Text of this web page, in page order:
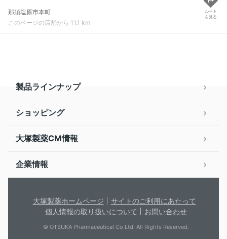
那須塩原市本町
このページの店舗から 11.1 km
ルート
を見る
製品ラインナップ
ショッピング
大塚製薬CM情報
企業情報
大塚製薬ホームページ
サイトのご利用にあたって
個人情報の取り扱いについて
お問い合わせ
© OTSUKA Pharmaceutical Co.Ltd. All Rights Reserved.